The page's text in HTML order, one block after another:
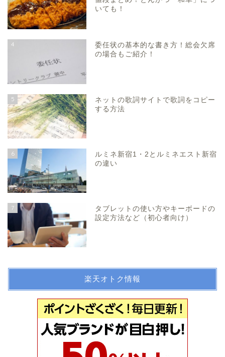
いても！
4
委任状の基本的な書き方！総会欠席
の場合もご紹介！
5
ネットの歌詞サイトで歌詞をコピー
する方法
6
ルミネ新宿1・2とルミネエスト新宿
の違い
7
タブレットの使い方やキーボードの
設定方法など（初心者向け）
楽天オトク情報